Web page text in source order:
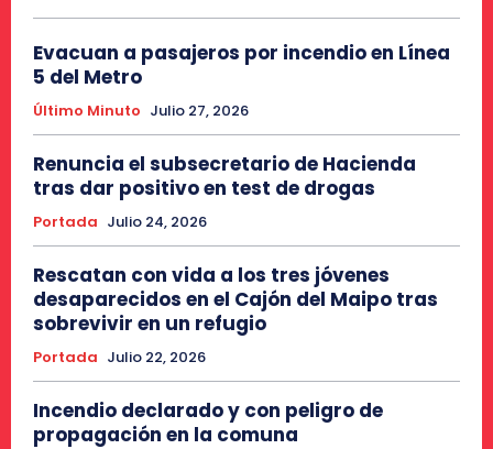
Evacuan a pasajeros por incendio en Línea
5 del Metro
Último Minuto Julio 27, 2026
Renuncia el subsecretario de Hacienda
tras dar positivo en test de drogas
Portada Julio 24, 2026
Rescatan con vida a los tres jóvenes
desaparecidos en el Cajón del Maipo tras
sobrevivir en un refugio
Portada Julio 22, 2026
Incendio declarado y con peligro de
propagación en la comuna